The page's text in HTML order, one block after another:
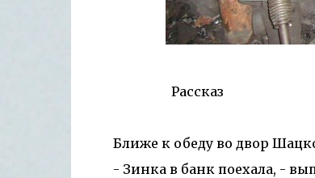
Рассказ
Ближе к обеду во двор
- Зинка в банк поехала, -